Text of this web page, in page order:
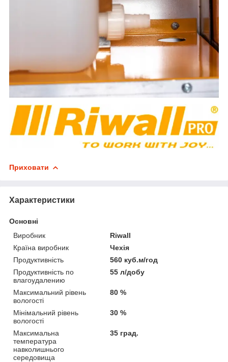
Приховати
Характеристики
Основні
Виробник
Riwall
Країна виробник
Чехія
Продуктивність
560 куб.м/год
Продуктивність по
влагоудалению
55 л/добу
Максимальний рівень
вологості
80 %
Мінімальний рівень
вологості
30 %
Максимальна
температура
навколишнього
середовища
35 град.